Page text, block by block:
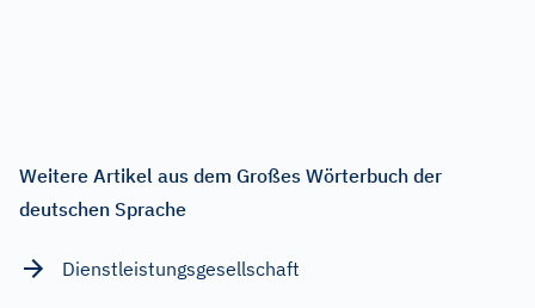
Weitere Artikel aus dem Großes Wörterbuch der
deutschen Sprache
Dienstleistungsgesellschaft